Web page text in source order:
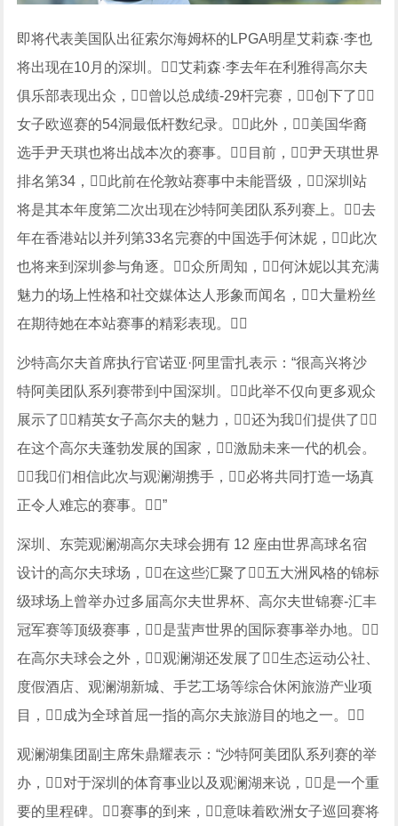
即将代表美国队出征索尔海姆杯的LPGA明星艾莉森·李也
将出现在10月的深圳。艾莉森·李去年在利雅得高尔夫
俱乐部表现出众，曾以总成绩-29杆完赛，创下了
女子欧巡赛的54洞最低杆数纪录。此外，美国华裔
选手尹天琪也将出战本次的赛事。目前，尹天琪世界
排名第34，此前在伦敦站赛事中未能晋级，深圳站
将是其本年度第二次出现在沙特阿美团队系列赛上。去
年在香港站以并列第33名完赛的中国选手何沐妮，此次
也将来到深圳参与角逐。众所周知，何沐妮以其充满
魅力的场上性格和社交媒体达人形象而闻名，大量粉丝
在期待她在本站赛事的精彩表现。
沙特高尔夫首席执行官诺亚·阿里雷扎表示：“很高兴将沙
特阿美团队系列赛带到中国深圳。此举不仅向更多观众
展示了精英女子高尔夫的魅力，还为我们提供了
在这个高尔夫蓬勃发展的国家，激励未来一代的机会。
我们相信此次与观澜湖携手，必将共同打造一场真
正令人难忘的赛事。”
深圳、东莞观澜湖高尔夫球会拥有 12 座由世界高球名宿
设计的高尔夫球场，在这些汇聚了五大洲风格的锦标
级球场上曾举办过多届高尔夫世界杯、高尔夫世锦赛-汇丰
冠军赛等顶级赛事，是蜚声世界的国际赛事举办地。
在高尔夫球会之外，观澜湖还发展了生态运动公社、
度假酒店、观澜湖新城、手艺工场等综合休闲旅游产业项
目，成为全球首屈一指的高尔夫旅游目的地之一。
观澜湖集团副主席朱鼎耀表示：“沙特阿美团队系列赛的举
办，对于深圳的体育事业以及观澜湖来说，是一个重
要的里程碑。赛事的到来，意味着欧洲女子巡回赛将